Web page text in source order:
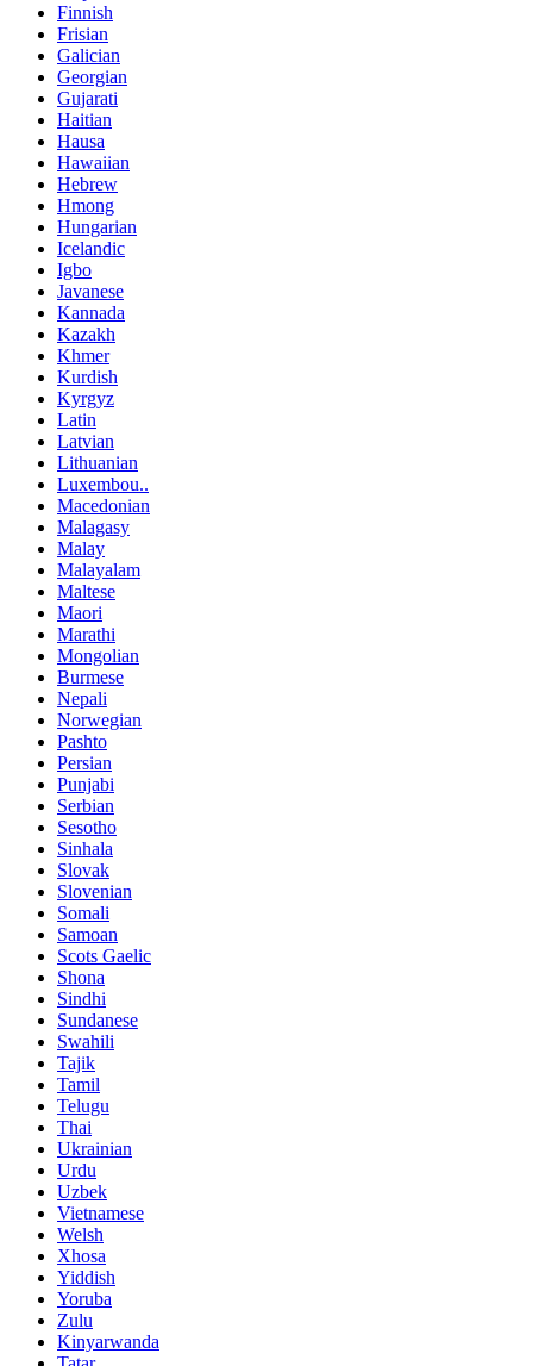
Finnish
Frisian
Galician
Georgian
Gujarati
Haitian
Hausa
Hawaiian
Hebrew
Hmong
Hungarian
Icelandic
Igbo
Javanese
Kannada
Kazakh
Khmer
Kurdish
Kyrgyz
Latin
Latvian
Lithuanian
Luxembou..
Macedonian
Malagasy
Malay
Malayalam
Maltese
Maori
Marathi
Mongolian
Burmese
Nepali
Norwegian
Pashto
Persian
Punjabi
Serbian
Sesotho
Sinhala
Slovak
Slovenian
Somali
Samoan
Scots Gaelic
Shona
Sindhi
Sundanese
Swahili
Tajik
Tamil
Telugu
Thai
Ukrainian
Urdu
Uzbek
Vietnamese
Welsh
Xhosa
Yiddish
Yoruba
Zulu
Kinyarwanda